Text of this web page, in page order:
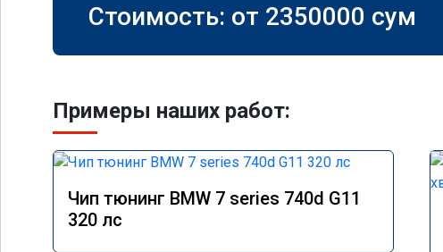
Стоимость: от 2350000 сум
Примеры наших работ:
Чип тюнинг BMW 7 series 740d G11
320 лс